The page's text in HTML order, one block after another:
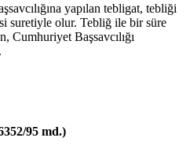
yapılan tebligat, tebliği
suretiyle olur. Tebliğ ile bir süre
Cumhuriyet Başsavcılığı
95 md.)